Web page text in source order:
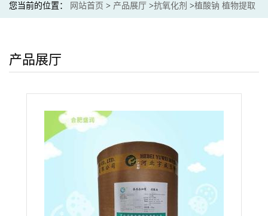
您当前的位置： 网站首页 > 产品展厅 >抗氧化剂 >植酸钠 植物提取
产品展厅